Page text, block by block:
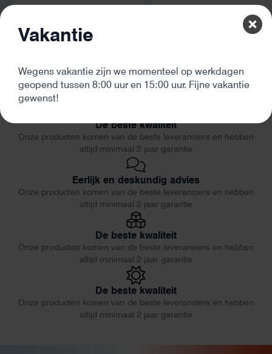
De beste kwaliteit
Onze producten komen van de beste leveranciers en hebben
altijd minimaal 2 jaar garantie
Eerlijk en deskundig advies
Onze producten komen van de beste leveranciers en hebben
altijd minimaal 2 jaar garantie
De beste kwaliteit
Onze producten komen van de beste leveranciers en hebben
altijd minimaal 2 jaar garantie
De beste kwaliteit
Onze producten komen van de beste leveranciers en hebben
altijd minimaal 2 jaar garantie
Vakantie
Wegens vakantie zijn we momenteel op werkdagen
geopend tussen 8:00 uur en 15:00 uur. Fijne vakantie
gewenst!